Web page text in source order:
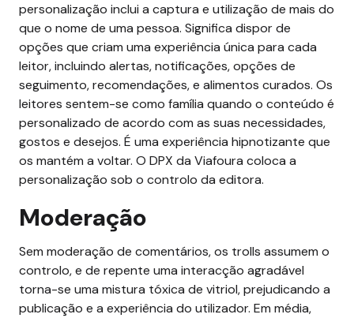
personalização inclui a captura e utilização de mais do
que o nome de uma pessoa. Significa dispor de
opções que criam uma experiência única para cada
leitor, incluindo alertas, notificações, opções de
seguimento, recomendações, e alimentos curados. Os
leitores sentem-se como família quando o conteúdo é
personalizado de acordo com as suas necessidades,
gostos e desejos. É uma experiência hipnotizante que
os mantém a voltar. O DPX da Viafoura coloca a
personalização sob o controlo da editora.
Moderação
Sem moderação de comentários, os trolls assumem o
controlo, e de repente uma interacção agradável
torna-se uma mistura tóxica de vitriol, prejudicando a
publicação e a experiência do utilizador. Em média,